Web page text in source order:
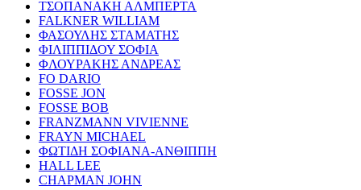
ΤΣΟΠΑΝΑΚΗ ΑΛΜΠΕΡΤΑ
FALKNER WILLIAM
ΦΑΣΟΥΛΗΣ ΣΤΑΜΑΤΗΣ
ΦΙΛΙΠΠΙΔΟΥ ΣΟΦΙΑ
ΦΛΟΥΡΑΚΗΣ ΑΝΔΡΕΑΣ
FO DARIO
FOSSE JON
FOSSE BOB
FRANZMANN VIVIENNE
FRAYN MICHAEL
ΦΩΤΙΔΗ ΣΟΦΙΑΝΑ-ΑΝΘΙΠΠΗ
HALL LEE
CHAPMAN JOHN